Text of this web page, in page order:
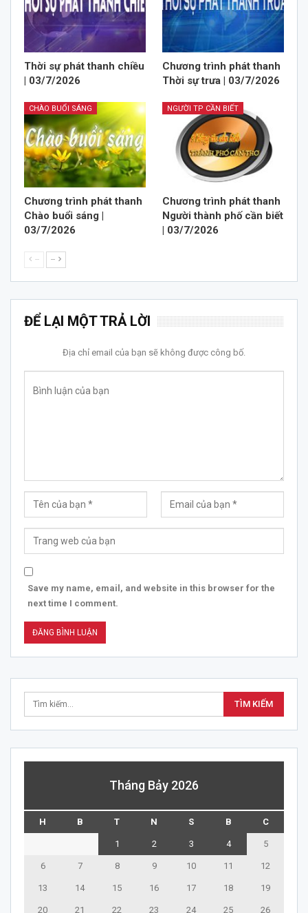
Thời sự phát thanh chiều
| 03/7/2026
Chương trình phát thanh
Thời sự trưa | 03/7/2026
CHÀO BUỔI SÁNG
Chương trình phát thanh
Chào buổi sáng |
03/7/2026
NGƯỜI TP CẦN BIẾT
Chương trình phát thanh
Người thành phố cần biết
| 03/7/2026
-- --
ĐỂ LẠI MỘT TRẢ LỜI
Địa chỉ email của bạn sẽ không được công bố.
Save my name, email, and website in this browser for the
next time I comment.
Tháng Bảy 2026
H B T N S B C
1 2 3 4 5
6 7 8 9 10 11 12
13 14 15 16 17 18 19
20 21 22 23 24 25 26